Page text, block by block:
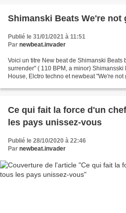
Shimanski Beats We're
Publié le 31/01/2021 à 11:51
Par newbeat.invader
Voici un titre New beat de Shimanski Beats
surrender" ( 110 BPM, a minor)
House, Elctro techno et newbeat "We're
Ce qui fait la force d'un chef : dictateurs de tous
les pays unissez-vous
Publié le 28/10/2020 à 22:46
Par newbeat.invader